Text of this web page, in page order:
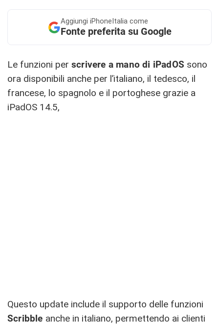
Aggiungi iPhoneItalia come
Fonte preferita su Google
Le funzioni per scrivere a mano di iPadOS sono
ora disponibili anche per l’italiano, il tedesco, il
francese, lo spagnolo e il portoghese grazie a
iPadOS 14.5,
Questo update include il supporto delle funzioni
Scribble anche in italiano, permettendo ai clienti